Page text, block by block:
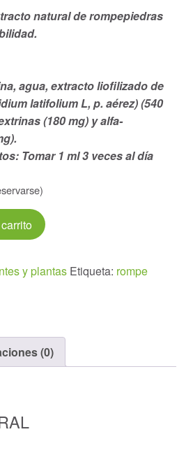
natural de rompepiedras
agua, extracto liofilizado de
latifolium L, p. aérez) (540
(180 mg) y alfa-
Tomar 1 ml 3 veces al día
y plantas Etiqueta: rompe
(0)